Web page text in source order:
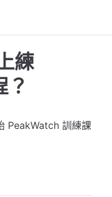
練
PeakWatch 訓練課